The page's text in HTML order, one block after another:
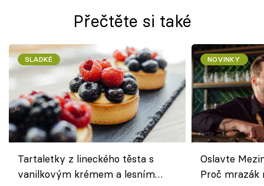
Přečtěte si také
SLADKÉ
Tartaletky z lineckého těsta s
vanilkovým krémem a lesním
NOVINKY
Oslavte
Proč